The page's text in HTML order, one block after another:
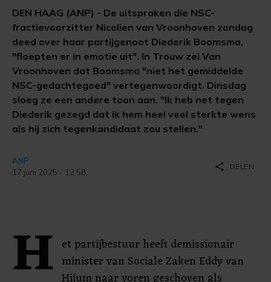
DEN HAAG (ANP) - De uitspraken die NSC-
fractievoorzitter Nicolien van Vroonhoven zondag
deed over haar partijgenoot Diederik Boomsma,
"floepten er in emotie uit". In Trouw zei Van
Vroonhoven dat Boomsma "niet het gemiddelde
NSC-gedachtegoed" vertegenwoordigt. Dinsdag
sloeg ze een andere toon aan. "Ik heb net tegen
Diederik gezegd dat ik hem heel veel sterkte wens
als hij zich tegenkandidaat zou stellen."
ANP
17 juni 2025 - 12:58
share DELEN
H et partijbestuur heeft demissionair
minister van Sociale Zaken Eddy van